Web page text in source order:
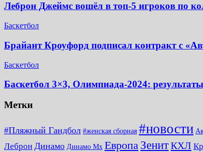
Леброн Джеймс вошёл в топ-5 игроков по
Баскетбол
Брайант Кроуфорд подписал контракт с
Баскетбол
Баскетбол 3×3, Олимпиада-2024:
Метки
#Пляжный Гандбол #женская сборная #новости
Леброн Динамо Динамо Мх Европа ЗенитКХЛ